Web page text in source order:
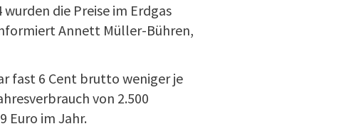
die Preise im Erdgas
Annett Müller-Bühren,
fast 6 Cent brutto weniger je
von 2.500
Euro im Jahr.